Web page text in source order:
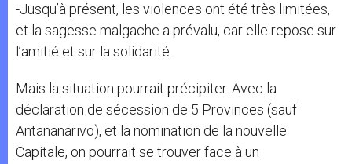
-Jusqu’à présent, les violences ont été très limitées,
et la sagesse malgache a prévalu, car elle repose sur
l’amitié et sur la solidarité.
Mais la situation pourrait précipiter. Avec la
déclaration de sécession de 5 Provinces (sauf
Antananarivo), et la nomination de la nouvelle
Capitale, on pourrait se trouver face à un